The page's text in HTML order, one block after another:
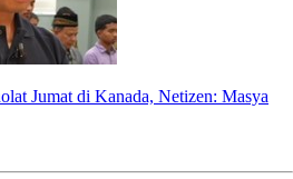
Jumat di Kanada, Netizen: Masya